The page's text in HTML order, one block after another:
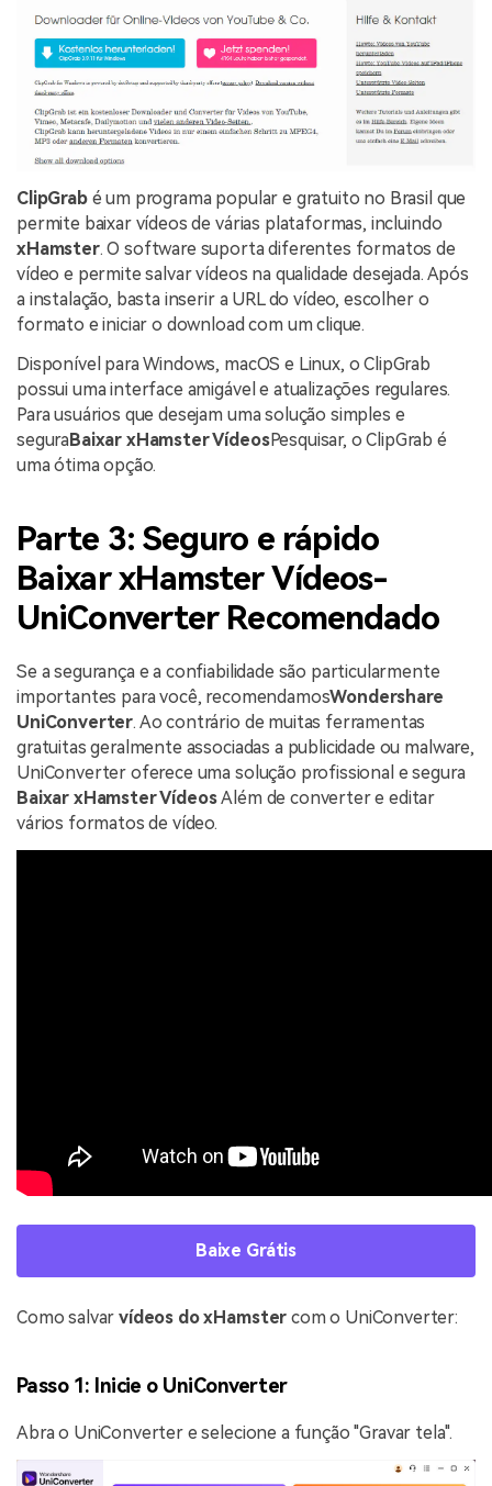
ClipGrabé um programa popular e gratuito no Brasil que
permite baixar vídeos de várias plataformas, incluindo
xHamster. O software suporta diferentes formatos de
vídeo e permite salvar vídeos na qualidade desejada. Após
a instalação, basta inserir a URL do vídeo, escolher o
formato e iniciar o download com um clique.
Disponível para Windows, macOS e Linux, o ClipGrab
possui uma interface amigável e atualizações regulares.
Para usuários que desejam uma solução simples e
seguraBaixar xHamster VídeosPesquisar, o ClipGrab é
uma ótima opção.
Parte 3: Seguro e rápido
Baixar xHamster Vídeos-
UniConverter Recomendado
Se a segurança e a confiabilidade são particularmente
importantes para você, recomendamosWondershare
UniConverter. Ao contrário de muitas ferramentas
gratuitas geralmente associadas a publicidade ou malware,
UniConverter oferece uma solução profissional e segura
Baixar xHamster VídeosAlém de converter e editar
vários formatos de vídeo.
Baixe Grátis
Como salvarvídeos do xHamster com o UniConverter:
Passo 1: Inicie o UniConverter
Abra o UniConverter e selecione a função "Gravar tela".